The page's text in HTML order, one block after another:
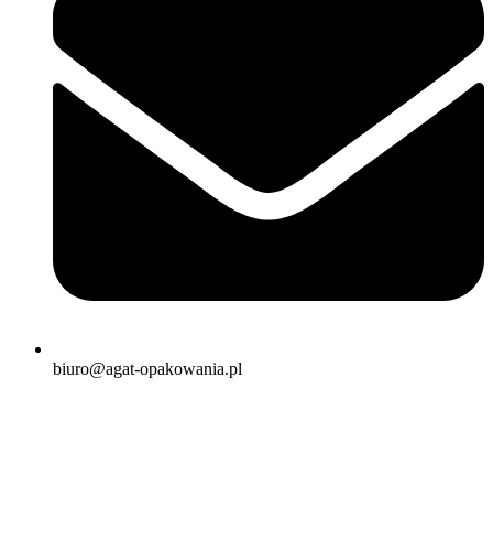
biuro@agat-opakowania.pl